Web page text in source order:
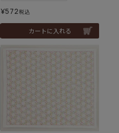
¥572税込
カートに入れる